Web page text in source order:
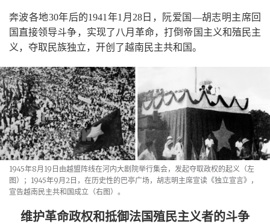
奔波各地30年后的1941 年1 月 28 日，阮爱国—胡志明主席回
国直接领导斗争，实现了八月革命，打倒帝国主义和殖民主
义，夺取民族独立，开创了越南民主共和国。
1945年8月19日由越盟阵线在河内大剧院举行集会，发起夺取政权的起义（左
图）；1945年9月2日，在历史性的巴亭广场，胡志明主席宣读《独立宣言》，
宣告越南民主共和国成立（右图）。
维护革命政权和抵御法国殖民主义者的斗争